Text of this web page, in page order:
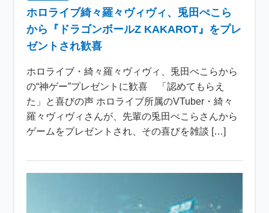
ホロライブ綺々羅々ヴィヴィ、兎田ぺこら
から『ドラゴンボールZ KAKAROT』をプレ
ゼントされ歓喜
ホロライブ・綺々羅々ヴィヴィ、兎田ぺこらから
の“神ゲー”プレゼントに歓喜 「認めてもらえ
た」と喜びの声 ホロライブ所属のVTuber・綺々
羅々ヴィヴィさんが、先輩の兎田ぺこらさんから
ゲームをプレゼントされ、その喜びを雑談 […]